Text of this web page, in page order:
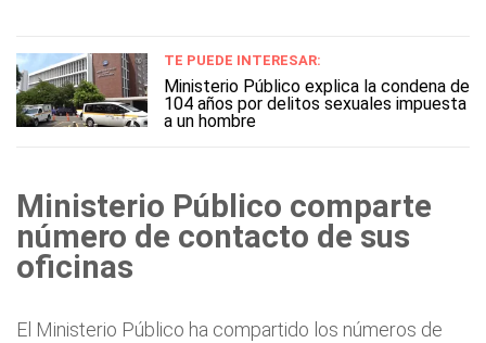
TE PUEDE INTERESAR:
Ministerio Público explica la condena de
104 años por delitos sexuales impuesta
a un hombre
Ministerio Público comparte
número de contacto de sus
oficinas
El Ministerio Público ha compartido los números de